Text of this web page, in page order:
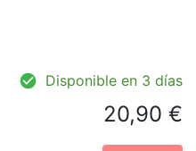
Disponible en 3 días
20,90 €